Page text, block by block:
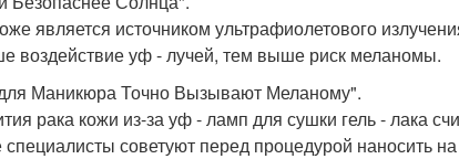
является источником ультрафиолетового
воздействие уф - лучей, тем выше риск меланомы.
Маникюра Точно Вызывают Меланому".
рака кожи из-за уф - ламп для сушки гель - лака
советуют перед процедурой наносить